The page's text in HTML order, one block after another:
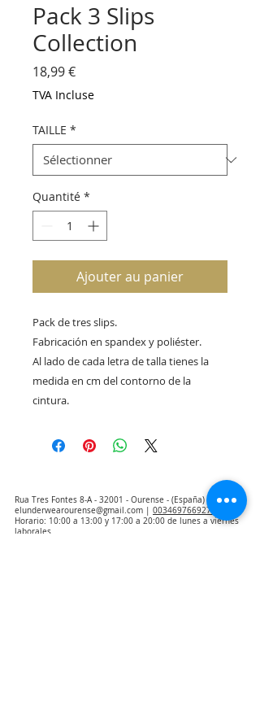
Pack 3 Slips
Collection
18,99 €Prix
TVA Incluse
TAILLE *
Quantité *
Ajouter au panier
Pack de tres slips.
Fabricación en spandex y poliéster.
Al lado de cada letra de talla tienes la
medida en cm del contorno de la
cintura.
Rua Tres Fontes 8-A - 32001 - Ourense - (España) |
elunderwearourense@gmail.com
0034697669271
Horario: 10:00 a 13:00 y 17:00 a 20:00 de lunes a viernes
laborales